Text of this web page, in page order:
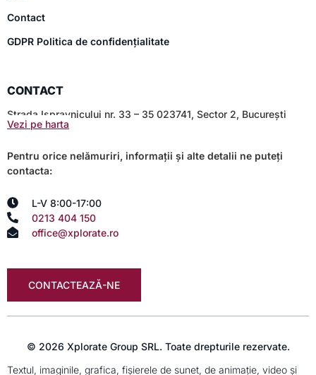
Contact
GDPR Politica de confidențialitate
CONTACT
Strada Ispravnicului nr. 33 – 35 023741, Sector 2, București
Vezi pe harta
Pentru orice nelămuriri, informații și alte detalii ne puteți
contacta:
L-V 8:00-17:00
0213 404 150
office@xplorate.ro
CONTACTEAZĂ-NE
© 2026 Xplorate Group SRL. Toate drepturile rezervate.
Textul, imaginile, grafica, fişierele de sunet, de animaţie, video şi